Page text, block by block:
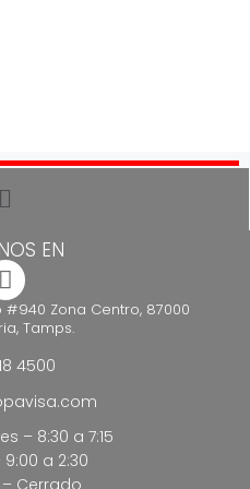
EN
#940 Zona Centro, 87000
Tamps.
4500
– 8:30 a 7:15
a 2:30